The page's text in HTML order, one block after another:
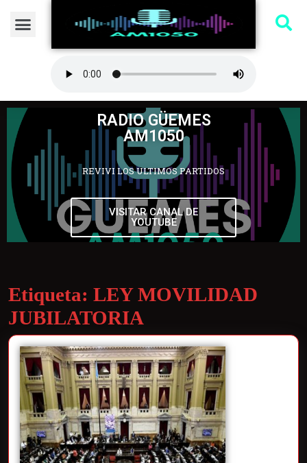
RADIO GÜEMES
AM1050
REVIVI LOS ULTIMOS PARTIDOS
VISITAR CANAL DE
YOUTUBE
Etiqueta: LEY MOVILIDAD
JUBILATORIA